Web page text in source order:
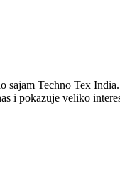
sajam Techno Tex
i pokazuje veliko